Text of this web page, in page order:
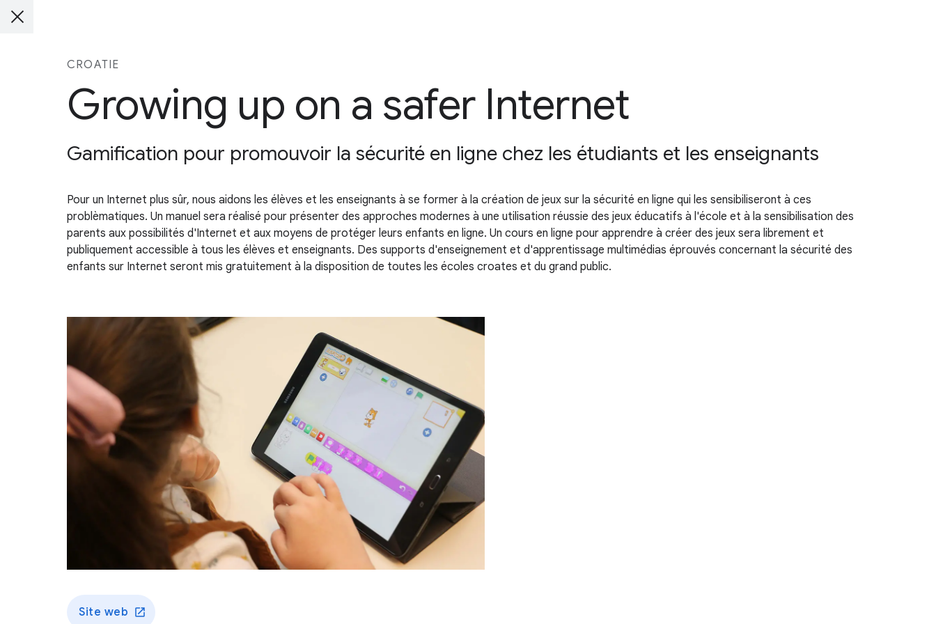
CROATIE
Growing up on a safer Internet
Gamification pour promouvoir la sécurité en ligne chez les étudiants et les enseignants
Pour un Internet plus sûr, nous aidons les élèves et les enseignants à se former à la création de jeux sur la sécurité en ligne qui les sensibiliseront à ces
problèmatiques. Un manuel sera réalisé pour présenter des approches modernes à une utilisation réussie des jeux éducatifs à l'école et à la sensibilisation des
parents aux possibilités d'Internet et aux moyens de protéger leurs enfants en ligne. Un cours en ligne pour apprendre à créer des jeux sera librement et
publiquement accessible à tous les élèves et enseignants. Des supports d'enseignement et d'apprentissage multimédias éprouvés concernant la sécurité des
enfants sur Internet seront mis gratuitement à la disposition de toutes les écoles croates et du grand public.
Site web